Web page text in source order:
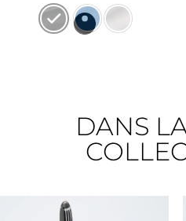
DANS